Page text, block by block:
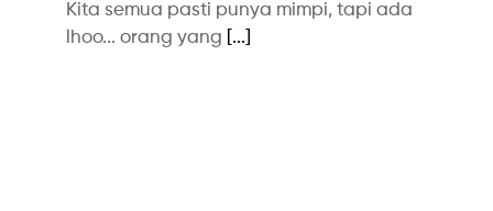
Kita semua pasti punya mimpi, tapi ada
lhoo... orang yang
[...]